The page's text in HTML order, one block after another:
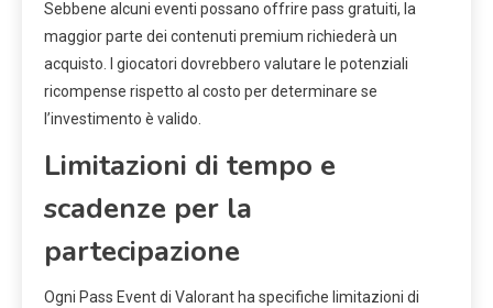
Sebbene alcuni eventi possano offrire pass gratuiti, la
maggior parte dei contenuti premium richiederà un
acquisto. I giocatori dovrebbero valutare le potenziali
ricompense rispetto al costo per determinare se
l’investimento è valido.
Limitazioni di tempo e
scadenze per la
partecipazione
Ogni Pass Event di Valorant ha specifiche limitazioni di